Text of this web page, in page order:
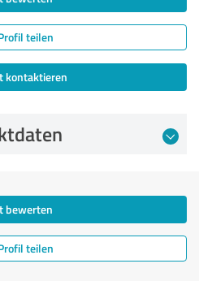
teilen
kontaktieren
bewerten
teilen